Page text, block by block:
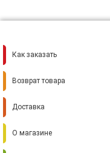
Как заказать
Возврат товара
Доставка
О магазине